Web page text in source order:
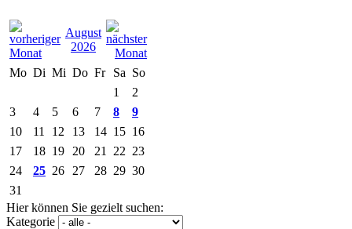
August
2026
Mo Di Mi Do Fr Sa So
1
2
3
4 5 6 7 8
9
10
11 12 13 14 15 16
17
18 19 20 21 22 23
24
25 26 27 28 29 30
31
Hier können Sie gezielt suchen:
Kategorie